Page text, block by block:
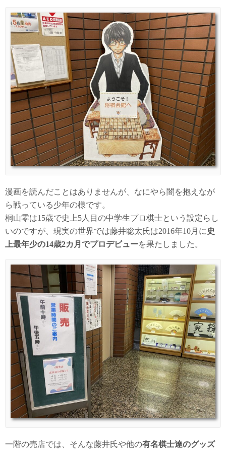
漫画を読んだことはありませんが、なにやら闇を抱えなが
ら戦っている少年の様です。
桐山零は15歳で史上5人目の中学生プロ棋士という設定らし
いのですが、現実の世界では藤井聡太氏は2016年10月に 史
上最年少の14歳2カ月でプロデビューを果たしました。
一階の売店では、そんな藤井氏や他の有名棋士達のグッズ